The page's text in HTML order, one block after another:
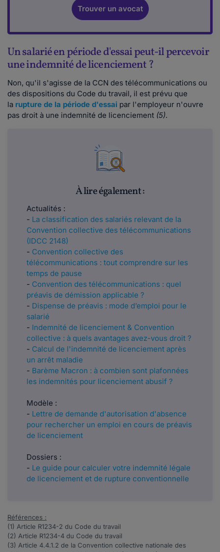
Trouver un avocat
Un salarié en période d'essai peut-il percevoir
une indemnité de licenciement ?
Non, qu'il s'agisse de la CCN des télécommunications ou
des dispositions du Code du travail, il est prévu que
la rupture de la période d'essai par l'employeur n'ouvre
pas droit à une indemnité de licenciement (5).
À lire également :
Actualités :
- La classification des salariés relevant de la
Convention collective des télécommunications
(IDCC 2148)
- Convention collective des
télécommunications : tout comprendre sur les
temps de pause
- Convention des télécommunications : quel
préavis de démission applicable ?
- Dispense de préavis : mode d’emploi pour le
salarié
- Indemnité de licenciement & Convention
collective : à quels avantages avez-vous droit ?
- Calcul de l'indemnité de licenciement après
un arrêt maladie
- Barème Macron : à combien sont plafonnées
les indemnités pour licenciement abusif ?
Modèle :
- Lettre de demande d'autorisation d'absence
pour rechercher un emploi en cours de préavis
de licenciement
Dossiers :
- Le guide pour calculer votre indemnité légale
de licenciement et de rupture conventionnelle
Références :
(1) Article R1234-2 du Code du travail
(2) Article R1234-4 du Code du travail
(3) Article 4.4.1.2 de la Convention collective nationale des